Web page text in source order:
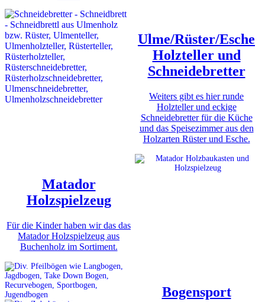
Ulme/Rüster/Esche
Holzteller und
Schneidebretter
Weiters gibt es hier runde
Holzteller und eckige
Schneidebretter für die Küche
und das Speisezimmer aus den
Holzarten Rüster und Esche.
Matador
Holzspielzeug
Für die Kinder haben wir das das
Matador Holzspielzeug aus
Buchenholz im Sortiment.
Bogensport